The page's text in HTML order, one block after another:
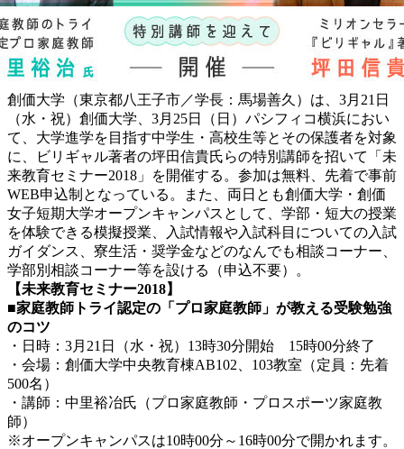
創価大学（東京都八王子市／学長：馬場善久）は、3月21日
（水・祝）創価大学、3月25日（日）パシフィコ横浜におい
て、大学進学を目指す中学生・高校生等とその保護者を対象
に、ビリギャル著者の坪田信貴氏らの特別講師を招いて「未
来教育セミナー2018」を開催する。参加は無料、先着で事前
WEB申込制となっている。また、両日とも創価大学・創価
女子短期大学オープンキャンパスとして、学部・短大の授業
を体験できる模擬授業、入試情報や入試科目についての入試
ガイダンス、寮生活・奨学金などのなんでも相談コーナー、
学部別相談コーナー等を設ける（申込不要）。
【未来教育セミナー2018】
■家庭教師トライ認定の「プロ家庭教師」が教える受験勉強
のコツ
・日時：3月21日（水・祝）13時30分開始 15時00分終了
・会場：創価大学中央教育棟AB102、103教室（定員：先着
500名）
・講師：中里裕冶氏（プロ家庭教師・プロスポーツ家庭教
師）
※オープンキャンパスは10時00分～16時00分で開かれます。